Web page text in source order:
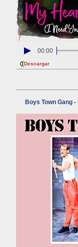
00:00
Descargar
Boys Town Gang -